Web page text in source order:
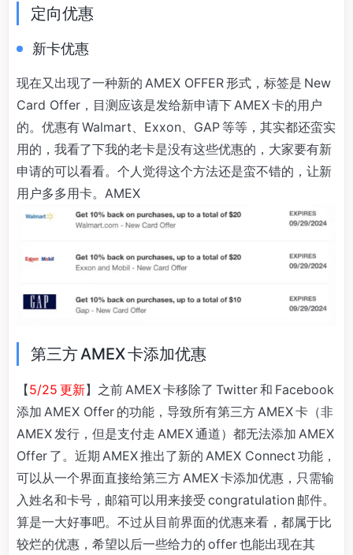
定向优惠
新卡优惠
现在又出现了一种新的 AMEX OFFER 形式，标签是 New
Card Offer，目测应该是发给新申请下 AMEX 卡的用户
的。优惠有 Walmart、Exxon、GAP 等等，其实都还蛮实
用的，我看了下我的老卡是没有这些优惠的，大家要有新
申请的可以看看。个人觉得这个方法还是蛮不错的，让新
用户多多用卡。AMEX
第三方 AMEX 卡添加优惠
【5/25 更新】之前 AMEX 卡移除了 Twitter 和 Facebook
添加 AMEX Offer 的功能，导致所有第三方 AMEX 卡（非
AMEX 发行，但是支付走 AMEX 通道）都无法添加 AMEX
Offer 了。近期 AMEX 推出了新的 AMEX Connect 功能，
可以从一个界面直接给第三方 AMEX 卡添加优惠，只需输
入姓名和卡号，邮箱可以用来接受 congratulation 邮件。
算是一大好事吧。不过从目前界面的优惠来看，都属于比
较烂的优惠，希望以后一些给力的 offer 也能出现在其